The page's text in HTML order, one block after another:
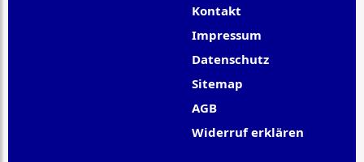
Kontakt
Impressum
Datenschutz
Sitemap
AGB
Widerruf erklären